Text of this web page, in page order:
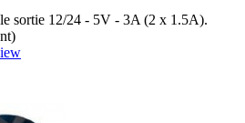
sortie 12/24 - 5V - 3A (2 x 1.5A).